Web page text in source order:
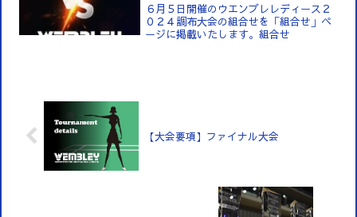
６月５日開催のウエンブレレディース２
０２４調布大会の組合せを「組合せ」ペ
ージに掲載いたします。組合せ
【大会要項】ファイナル大会